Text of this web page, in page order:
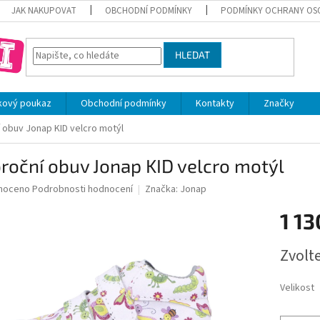
JAK NAKUPOVAT OBCHODNÍ PODMÍNKY PODMÍNKY OCHRANY
HLEDAT
poukaz Obchodní podmínky Kontakty
Značky
Jonap KID velcro motýl
obuv Jonap KID velcro motýl
Podrobnosti hodnocení Značka: Jonap
1
cena:
Velikost